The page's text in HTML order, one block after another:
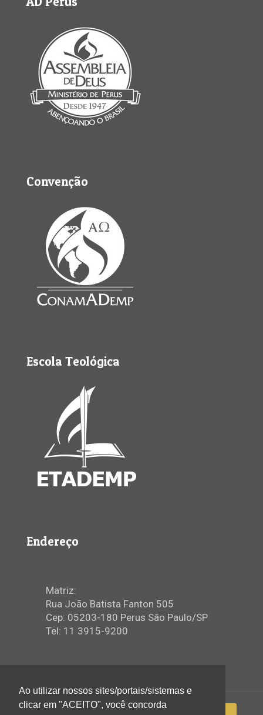
Convenção
Escola Teológica
Endereço
Matriz:
Rua João Batista Fanton 505
Cep: 05203-180 Perus São Paulo/SP
Tel: 11 3915-9200
Ao utilizar nossos sites/portais/sistemas e
clicar em "ACEITO", você concorda